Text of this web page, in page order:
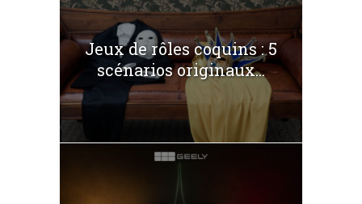
Jeux de rôles coquins : 5
scénarios originaux...